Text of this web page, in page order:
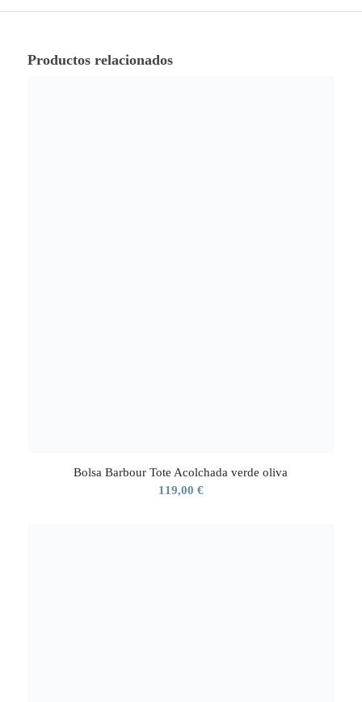
Productos relacionados
Bolsa Barbour Tote Acolchada verde oliva
119,00 €